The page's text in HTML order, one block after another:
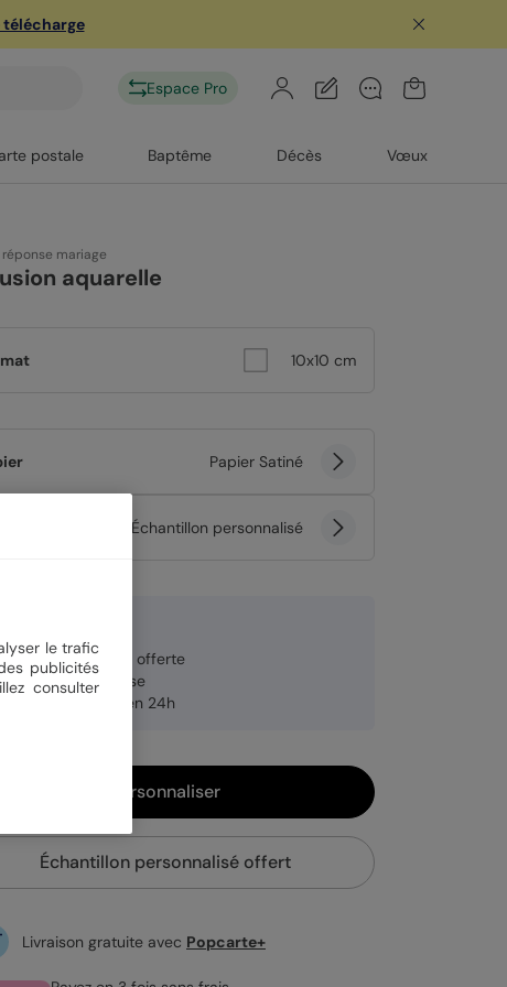
télécharge
Espace Pro
postale Baptême Décès Vœux
mariage
aquarelle
10x10 cm
Papier Satiné
Échantillon personnalisé
blanche offerte
française
Expédition rapide en 24h
Personnaliser
Échantillon personnalisé offert
Livraison gratuite avec Popcarte+
le trafic
publicités
consulter